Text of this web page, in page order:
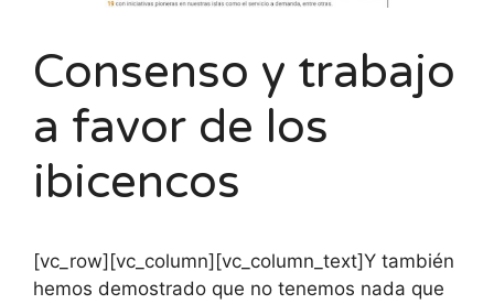
Consenso y trabajo
a favor de los
ibicencos
[vc_row][vc_column][vc_column_text]Y también
hemos demostrado que no tenemos nada que